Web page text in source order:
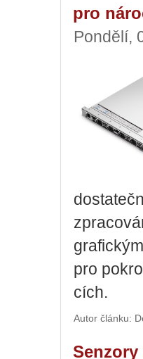
pro
Pondělí,
pro
cích.
Autor článku: